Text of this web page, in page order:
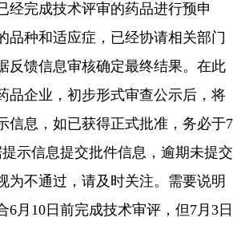
经完成技术评审的药品进行预申
品种和适应症，已经协请相关部门
反馈信息审核确定最终结果。在此
品企业，初步形式审查公示后，将
信息，如已获得正式批准，务必于7
提示信息提交批件信息，逾期未提交
为不通过，请及时关注。需要说明
6月10日前完成技术审评，但7月3日